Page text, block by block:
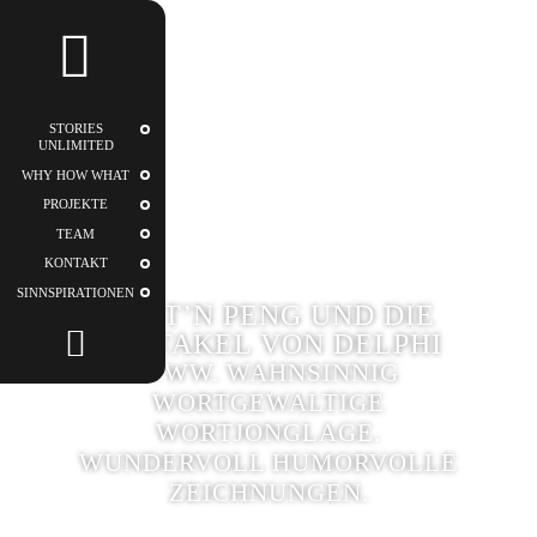
UNLIMITED
STORIES
UNLIMITED
WHY HOW WHAT
PROJEKTE
TEAM
KONTAKT
SINNSPIRATIONEN
KÄPT’N PENG UND DIE
TENTAKEL VON DELPHI
WWW. WAHNSINNIG
WORTGEWALTIGE
WORTJONGLAGE.
WUNDERVOLL HUMORVOLLE
ZEICHNUNGEN.